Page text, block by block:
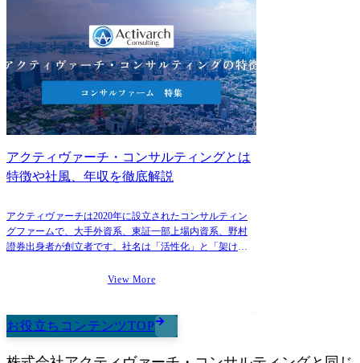
アクティヴァーチ・コンサルティングとは
特徴や社風、年収を徹底解説
アクティヴァーチは2020年に設立されたコンサルティン
グファームで、大手外資系、東証一部上場内資系、野村
證券出身者が創立者です。社名は「活性化」と「架け
と社会との間で持続可能な発展を目指し、各業界に高付
View More
お役立ちコンテンツTOP